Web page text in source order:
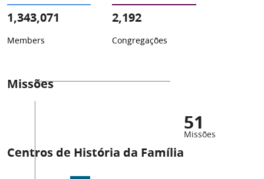
1,343,071
Members
2,192
Congregações
Missões
51
Missões
Centros de História da Família